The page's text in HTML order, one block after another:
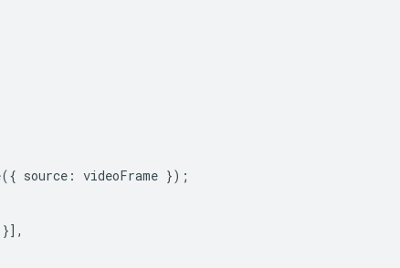
({ source : videoFrame });
}],